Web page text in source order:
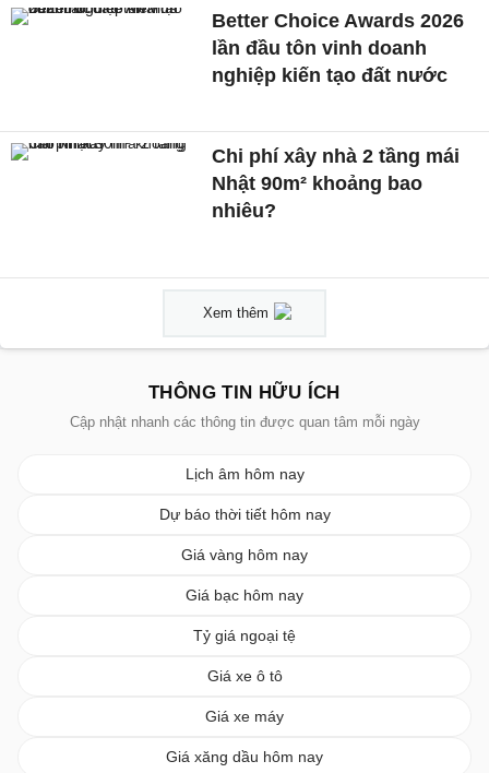
Better Choice Awards 2026
lần đầu tôn vinh doanh
nghiệp kiến tạo đất nước
Chi phí xây nhà 2 tầng mái
Nhật 90m² khoảng bao
nhiêu?
Xem thêm
THÔNG TIN HỮU ÍCH
Cập nhật nhanh các thông tin được quan tâm mỗi ngày
Lịch âm hôm nay
Dự báo thời tiết hôm nay
Giá vàng hôm nay
Giá bạc hôm nay
Tỷ giá ngoại tệ
Giá xe ô tô
Giá xe máy
Giá xăng dầu hôm nay